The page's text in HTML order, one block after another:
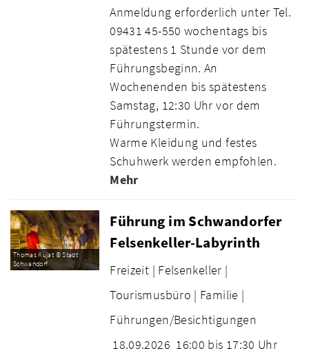
Anmeldung erforderlich unter Tel.
09431 45-550 wochentags bis
spätestens 1 Stunde vor dem
Führungsbeginn. An
Wochenenden bis spätestens
Samstag, 12:30 Uhr vor dem
Führungstermin.
Warme Kleidung und festes
Schuhwerk werden empfohlen.
Mehr
Thomas Kujat © Stadt
Schwandorf
Führung im Schwandorfer
Felsenkeller-Labyrinth
Freizeit | Felsenkeller |
Tourismusbüro | Familie |
Führungen/Besichtigungen
18.09.2026 16:00 bis 17:30 Uhr